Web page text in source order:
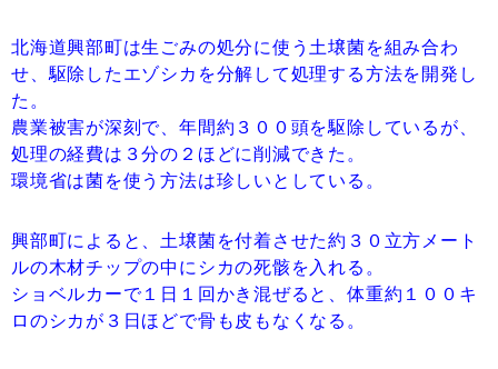
北海道興部町は生ごみの処分に使う土壌菌を組み合わ
せ、駆除したエゾシカを分解して処理する方法を開発し
た。
農業被害が深刻で、年間約３００頭を駆除しているが、
処理の経費は３分の２ほどに削減できた。
環境省は菌を使う方法は珍しいとしている。
興部町によると、土壌菌を付着させた約３０立方メート
ルの木材チップの中にシカの死骸を入れる。
ショベルカーで１日１回かき混ぜると、体重約１００キ
ロのシカが３日ほどで骨も皮もなくなる。